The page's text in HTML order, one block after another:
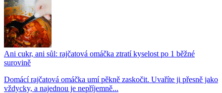
Ani cukr, ani sůl: rajčatová omáčka ztratí kyselost po 1 běžné
surovině
Domácí rajčatová omáčka umí pěkně zaskočit. Uvaříte ji přesně jako
vždycky, a najednou je nepříjemně...